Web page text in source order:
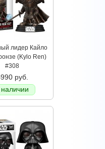
лидер Кайло
(Kylo Ren)
#308
руб.
наличии